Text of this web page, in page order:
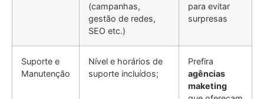
(campanhas,
gestão de redes,
SEO etc.)
para evitar
surpresas
Suporte e
Manutenção
Nível e horários de
suporte incluídos;
Prefira
agências
maketing